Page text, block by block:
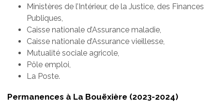
Ministères de l’Intérieur, de la Justice, des Finances
Publiques,
Caisse nationale d’Assurance maladie,
Caisse nationale d’Assurance vieillesse,
Mutualité sociale agricole,
Pôle emploi,
La Poste.
Permanences à La Bouëxière (2023-2024)